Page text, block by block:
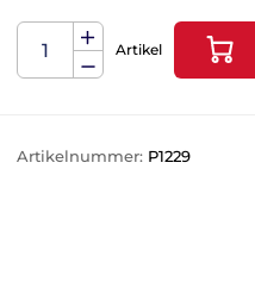
Artikel
Artikelnummer: P1229